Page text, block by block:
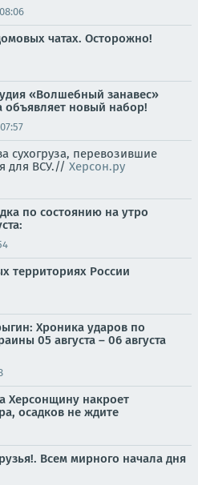
08:06
чатах. Осторожно!
«Волшебный занавес»
объявляет новый набор!
07:57
сухогруза, перевозившие
для ВСУ.// Херсон.ру
по состоянию на утро
территориях России
Хроника ударов по
05 августа – 06 августа
Херсонщину накроет
осадков не ждите
Всем мирного начала дня